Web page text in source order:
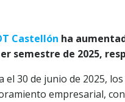
Castellón ha
semestre de 2025,
el 30 de junio de 2025,
empresarial,